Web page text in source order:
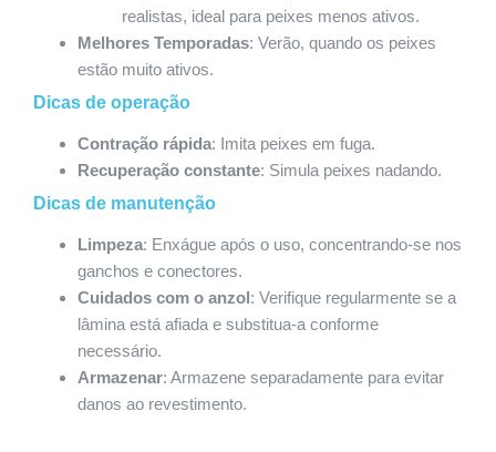
realistas, ideal para peixes menos ativos.
Melhores Temporadas: Verão, quando os peixes
estão muito ativos.
Dicas de operação
Contração rápida: Imita peixes em fuga.
Recuperação constante: Simula peixes nadando.
Dicas de manutenção
Limpeza: Enxágue após o uso, concentrando-se nos
ganchos e conectores.
Cuidados com o anzol: Verifique regularmente se a
lâmina está afiada e substitua-a conforme
necessário.
Armazenar: Armazene separadamente para evitar
danos ao revestimento.